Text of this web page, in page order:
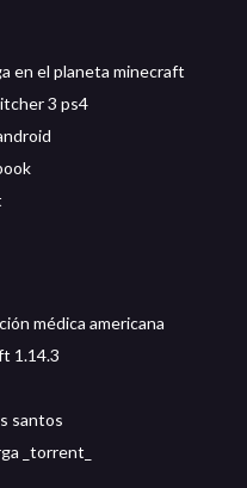
en el planeta minecraft
3 ps4
médica americana
1.14.3
santos
_torrent_